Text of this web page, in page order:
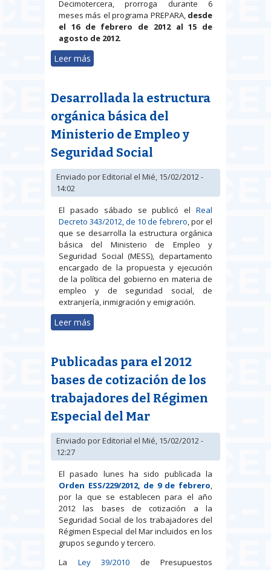
Decimotercera, prorroga durante 6
meses más el programa PREPARA, desde
el 16 de febrero de 2012 al 15 de
agosto de 2012.
Leer más
ayudas del programa PREPARA
Desarrollada la estructura
orgánica básica del
Ministerio de Empleo y
Seguridad Social
Enviado porEditorial el Mié, 15/02/2012 -
14:02
El pasado sábado se publicó el Real
Decreto 343/2012, de 10 de febrero , por el
que se desarrolla la estructura orgánica
básica del Ministerio de Empleo y
Seguridad Social (MESS), departamento
encargado de la propuesta y ejecución
de la política del gobierno en materia de
empleo y de seguridad social, de
extranjería, inmigración y emigración.
Leer más
Publicadas para el 2012
bases de cotización de los
trabajadores del Régimen
Especial del Mar
Enviado porEditorial el Mié, 15/02/2012 -
12:27
El pasado lunes ha sido publicada la
Orden ESS/229/2012, de 9 de febrero
por la que se establecen para el año
2012 las bases de cotización a la
Seguridad Social de los trabajadores del
Régimen Especial del Mar incluidos en los
grupos segundo y tercero.
La Ley 39/2010 de Presupuestos